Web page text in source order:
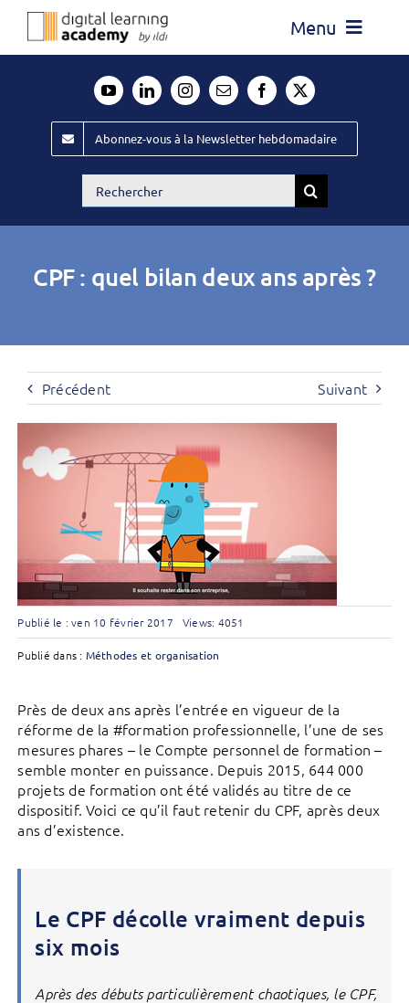
Passer
Menu
Évènements ILDI
Offres d’emploi
Publiez
Abonnez-vous à la Newsletter hebdomadaire
Rechercher:
CPF : quel bilan deux ans après ?
Précédent Suivant
Publié le : ven 10 février 2017 Views: 4051
Publié dans : Méthodes et organisation
Près de deux ans après l’entrée en vigueur de la
réforme de la #formation professionnelle, l’une de ses
mesures phares – le Compte personnel de formation –
semble monter en puissance. Depuis 2015, 644 000
projets de formation ont été validés au titre de ce
dispositif. Voici ce qu’il faut retenir du CPF, après deux
ans d’existence.
Le CPF décolle vraiment depuis
six mois
Après des débuts particulièrement chaotiques, le CPF,